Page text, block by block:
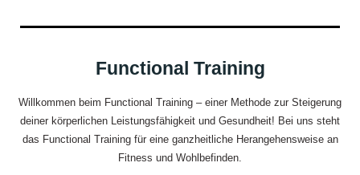
Functional Training
Willkommen beim Functional Training – einer Methode zur Steigerung
deiner körperlichen Leistungsfähigkeit und Gesundheit! Bei uns steht
das Functional Training für eine ganzheitliche Herangehensweise an
Fitness und Wohlbefinden.